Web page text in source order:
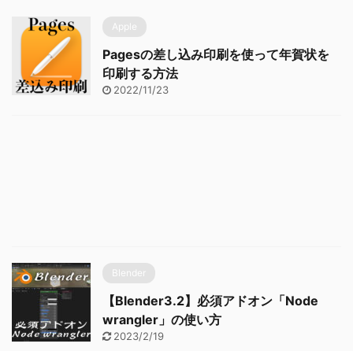
Apple
Pagesの差し込み印刷を使って年賀状を
印刷する方法
2022/11/23
Blender
【Blender3.2】必須アドオン「Node
wrangler」の使い方
2023/2/19